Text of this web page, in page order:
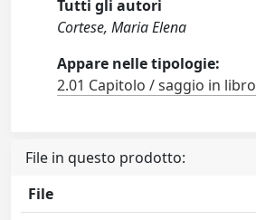
Tutti gli autori
Cortese, Maria Elena
Appare nelle tipologie:
2.01 Capitolo / saggio in libro
File in questo prodotto:
File